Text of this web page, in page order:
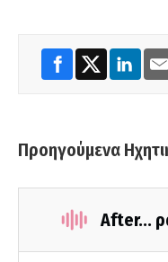
Προηγούμενα
After...